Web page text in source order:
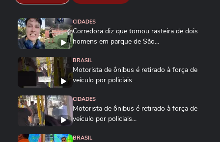
CIDADES
Corredora diz que tomou rasteira de dois
homens em parque de São...
BRASIL
Motorista de ônibus é retirado à força de
veículo por policiais...
CIDADES
Motorista de ônibus é retirado à força de
veículo por policiais...
BRASIL